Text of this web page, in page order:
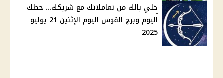
خلي بالك من تعاملاتك مع شريكك… حظك
اليوم وبرج القوس اليوم الإثنين 21 يوليو
2025